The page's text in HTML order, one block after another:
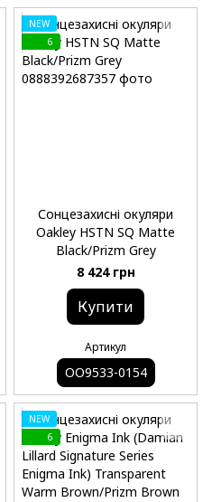
NEW
6
Сонцезахисні окуляри
Oakley HSTN SQ Matte
Black/Prizm Grey
8 424 грн
Купити
Артикул
OO9533-0154
NEW
6